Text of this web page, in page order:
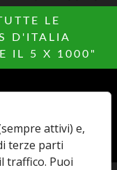
LE
D'ITALIA
IL 5 X 1000"
Italia
attivi) e,
terze parti
traffico. Puoi